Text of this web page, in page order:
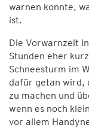
warnen konnte,
ist.
Die Vorwarnzeit
Stunden eher
Schneesturm im
dafür getan wird,
zu machen und
wenn es noch
vor allem